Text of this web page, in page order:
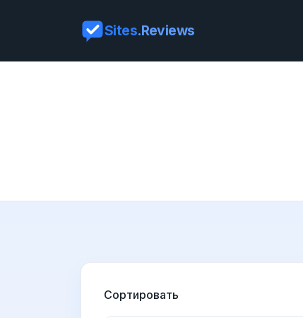
Sites.Reviews
Сортировать